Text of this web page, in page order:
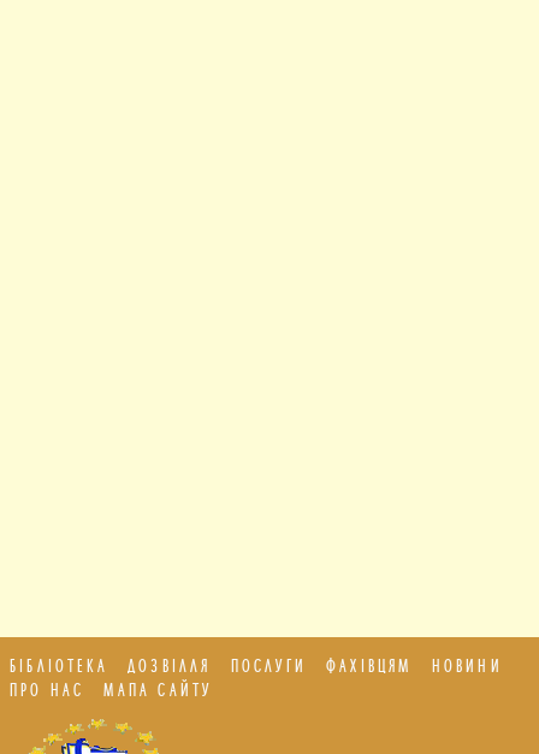
БІБЛІОТЕКА ДОЗВІЛЛЯ ПОСЛУГИ ФАХІВЦЯМ
НОВИНИ
ПРО НАС
МАПА САЙТУ